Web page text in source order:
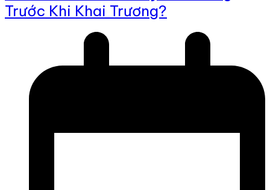
Trước Khi Khai Trương?